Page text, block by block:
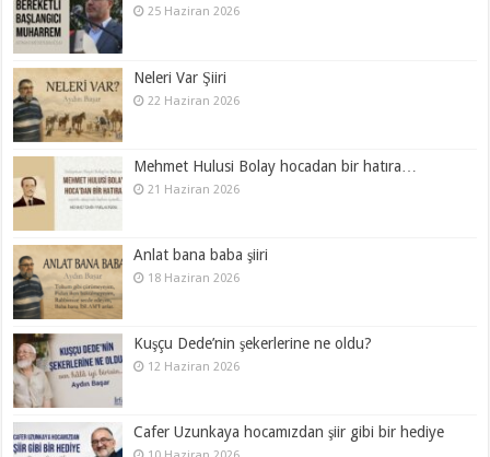
25 Haziran 2026
Neleri Var Şiiri
22 Haziran 2026
Mehmet Hulusi Bolay hocadan bir hatıra…
21 Haziran 2026
Anlat bana baba şiiri
18 Haziran 2026
Kuşçu Dede’nin şekerlerine ne oldu?
12 Haziran 2026
Cafer Uzunkaya hocamızdan şiir gibi bir hediye